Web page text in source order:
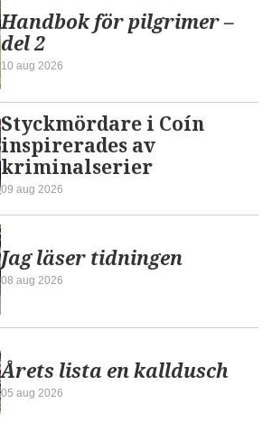
Handbok för pilgrimer –
del 2
10 aug 2026
Styckmördare i Coín
inspirerades av
kriminalserier
09 aug 2026
Jag läser tidningen
08 aug 2026
Årets lista en kalldusch
05 aug 2026